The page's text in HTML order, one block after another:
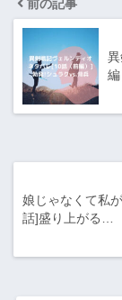
前の記事
娘じゃなくて私
話]盛り上がる…